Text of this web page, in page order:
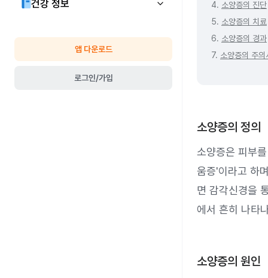
건강 정보
앱 다운로드
로그인/가입
4. 소양증의 진단
5. 소양증의 치료
6. 소양증의 경과
7. 소양증의 주의
소양증의 정의
소양증은 피부
움증'이라고 하
면 감각신경을
에서 흔히 나타
소양증의 원인